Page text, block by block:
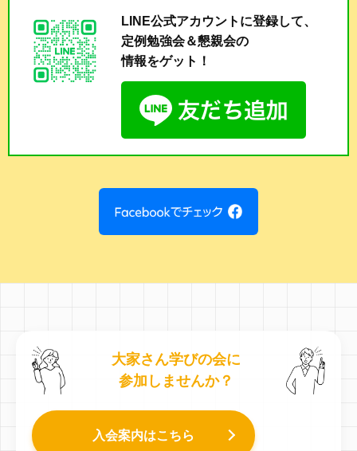
LINE公式アカウントに登録して、
定例勉強会＆懇親会の
情報をゲット！
大家さん学びの会に
参加しませんか？
入会案内はこちら